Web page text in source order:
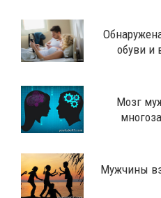
обуви и
Мозг
Мужчины